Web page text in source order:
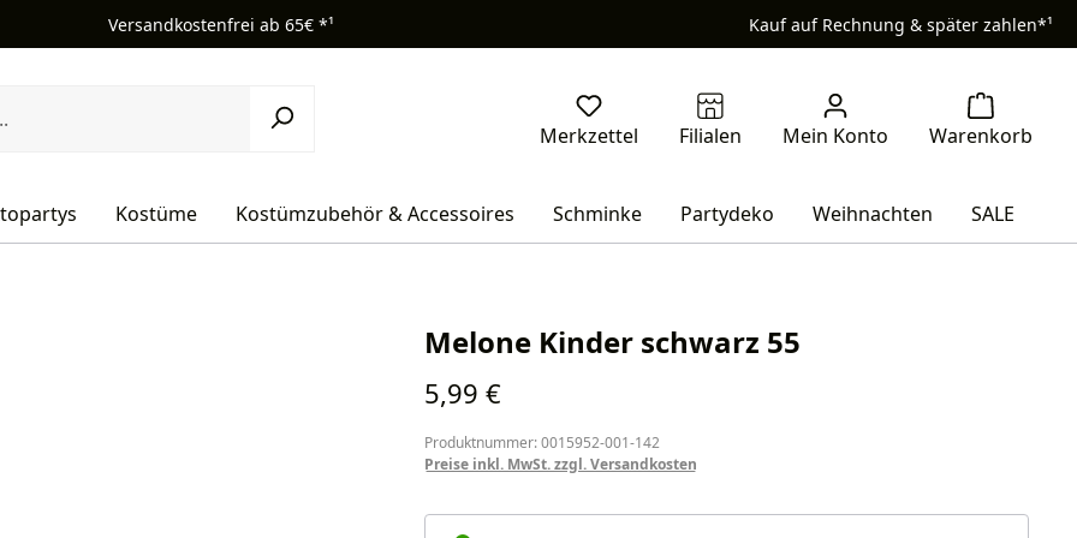
Versandkostenfrei ab 65€ *¹ Kauf auf Rechnung & später zahlen*¹
Kostüme Kostümzubehör & Accessoires Schminke Partydeko Weihnachten SALE
Melone Kinder schwarz 55
Regulärer Preis:
5,99 €
Produktnummer: 0015952-001-142
Preise inkl. MwSt. zzgl. Versandkosten